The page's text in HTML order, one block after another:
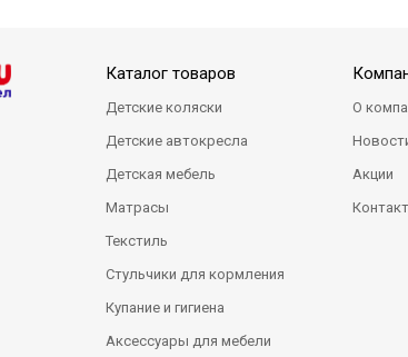
Каталог товаров
Детские коляски
Детские автокресла
Детская мебель
Матрасы
Текстиль
Стульчики для кормления
Купание и гигиена
Аксессуары для мебели
О
Акции